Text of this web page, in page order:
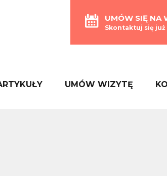
UMÓW SIĘ NA
Skontaktuj się
UMÓW WIZYTĘ